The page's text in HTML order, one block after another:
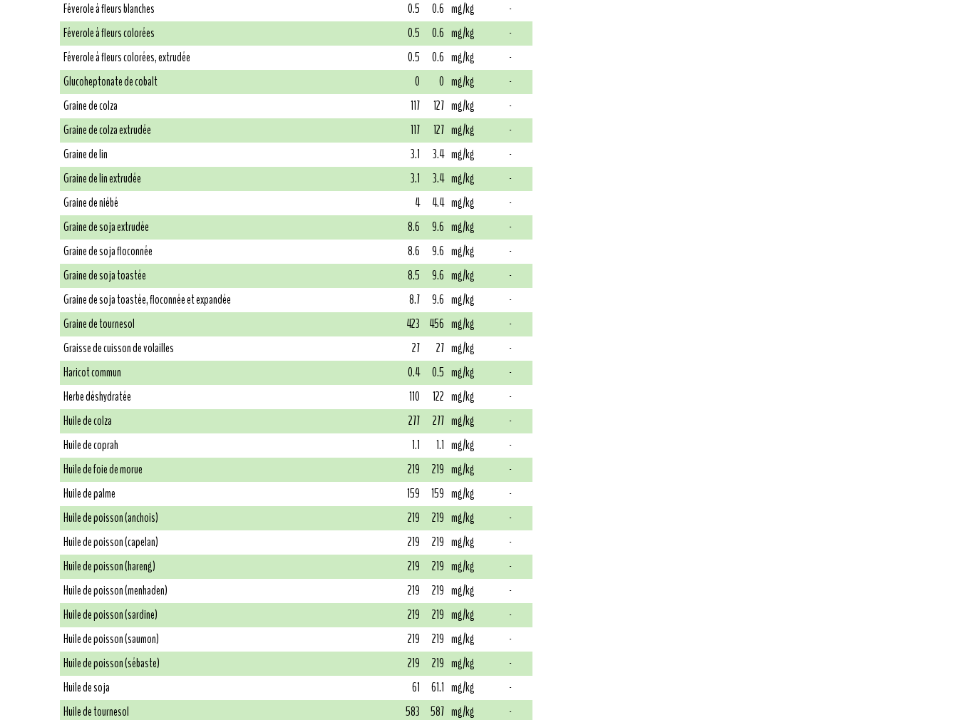
Féverole à fleurs blanches
0.5 0.6 mg/kg
-
Féverole à fleurs colorées
0.5 0.6 mg/kg
-
Féverole à fleurs colorées, extrudée
0.5 0.6 mg/kg
-
Glucoheptonate de cobalt
0 0 mg/kg
-
Graine de colza
117 127 mg/kg
-
Graine de colza extrudée
117 127 mg/kg
-
Graine de lin
3.1 3.4 mg/kg
-
Graine de lin extrudée
3.1 3.4 mg/kg
-
Graine de niébé
4 4.4 mg/kg
-
Graine de soja extrudée
8.6 9.6 mg/kg
-
Graine de soja floconnée
8.6 9.6 mg/kg
-
Graine de soja toastée
8.5 9.6 mg/kg
-
Graine de soja toastée, floconnée et expandée
8.7 9.6 mg/kg
-
Graine de tournesol
423 456 mg/kg
-
Graisse de cuisson de volailles
27 27 mg/kg
-
Haricot commun
0.4 0.5 mg/kg
-
Herbe déshydratée
110 122 mg/kg
-
Huile de colza
277 277 mg/kg
-
Huile de coprah
1.1 1.1 mg/kg
-
Huile de foie de morue
219 219 mg/kg
-
Huile de palme
159 159 mg/kg
-
Huile de poisson (anchois)
219 219 mg/kg
-
Huile de poisson (capelan)
219 219 mg/kg
-
Huile de poisson (hareng)
219 219 mg/kg
-
Huile de poisson (menhaden)
219 219 mg/kg
-
Huile de poisson (sardine)
219 219 mg/kg
-
Huile de poisson (saumon)
219 219 mg/kg
-
Huile de poisson (sébaste)
219 219 mg/kg
-
Huile de soja
61 61.1 mg/kg
-
Huile de tournesol
583 587 mg/kg -